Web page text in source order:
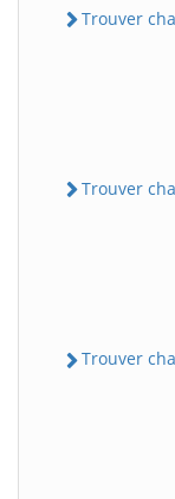
Trouver
Trouver
Trouver